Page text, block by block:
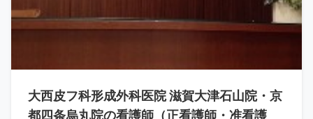
大西皮フ科形成外科医院 滋賀大津石山院・京
都四条烏丸院の看護師（正看護師・准看護